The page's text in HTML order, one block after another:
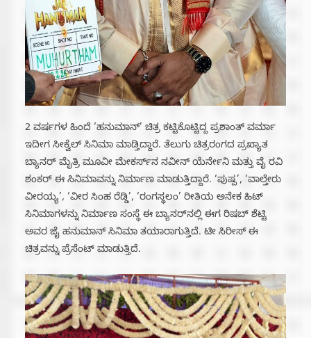
2 ವರ್ಷಗಳ ಹಿಂದೆ ‘ಹನುಮಾನ್’ ಚಿತ್ರ ಕಟ್ಟಿಕೊಟ್ಟಿದ್ದ ಪ್ರಶಾಂತ್ ವರ್ಮಾ
ಇದೀಗ ಸೀಕ್ವೆಲ್ ಸಿನಿಮಾ ಮಾಡ್ತಿದ್ದಾರೆ. ತೆಲುಗು ಚಿತ್ರರಂಗದ ಪ್ರಖ್ಯಾತ
ಬ್ಯಾನರ್ ಮೈತ್ರಿ ಮೂವೀ ಮೇಕರ್ಸ್‌ನ ನವೀನ್ ಯೆರ್ನೇನಿ ಮತ್ತು ವೈ ರವಿ
ಶಂಕರ್ ಈ ಸಿನಿಮಾವನ್ನು ನಿರ್ಮಾಣ ಮಾಡುತ್ತಿದ್ದಾರೆ. ‘ಪುಷ್ಪ’, ‘ವಾಲ್ತೇರು
ವೀರಯ್ಯ’, ‘ವೀರ ಸಿಂಹ ರೆಡ್ಡಿ’, ‘ರಂಗಸ್ಥಲಂ’ ರೀತಿಯ ಅನೇಕ ಹಿಟ್
ಸಿನಿಮಾಗಳನ್ನು ನಿರ್ಮಾಣ ಸಂಸ್ಥೆ ಈ ಬ್ಯಾನರ್‌ನಲ್ಲಿ ಈಗ ರಿಷಬ್ ಶೆಟ್ಟಿ
ಅವರ ಜೈ ಹನುಮಾನ್ ಸಿನಿಮಾ ತಯಾರಾಗುತ್ತಿದೆ. ಟೀ ಸಿರೀಸ್ ಈ
ಚಿತ್ರವನ್ನು ಪ್ರೆಸೆಂಟ್ ಮಾಡುತ್ತಿದೆ.‌